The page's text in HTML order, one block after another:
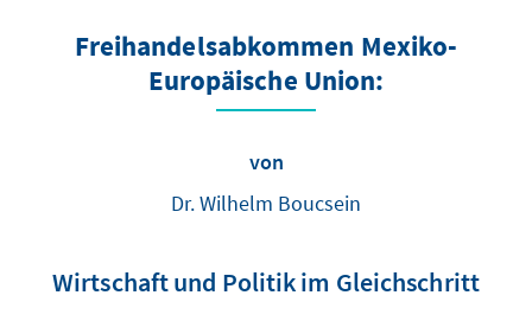
Freihandelsabkommen Mexiko-
Europäische Union:
von
Dr. Wilhelm Boucsein
Wirtschaft und Politik im Gleichschritt